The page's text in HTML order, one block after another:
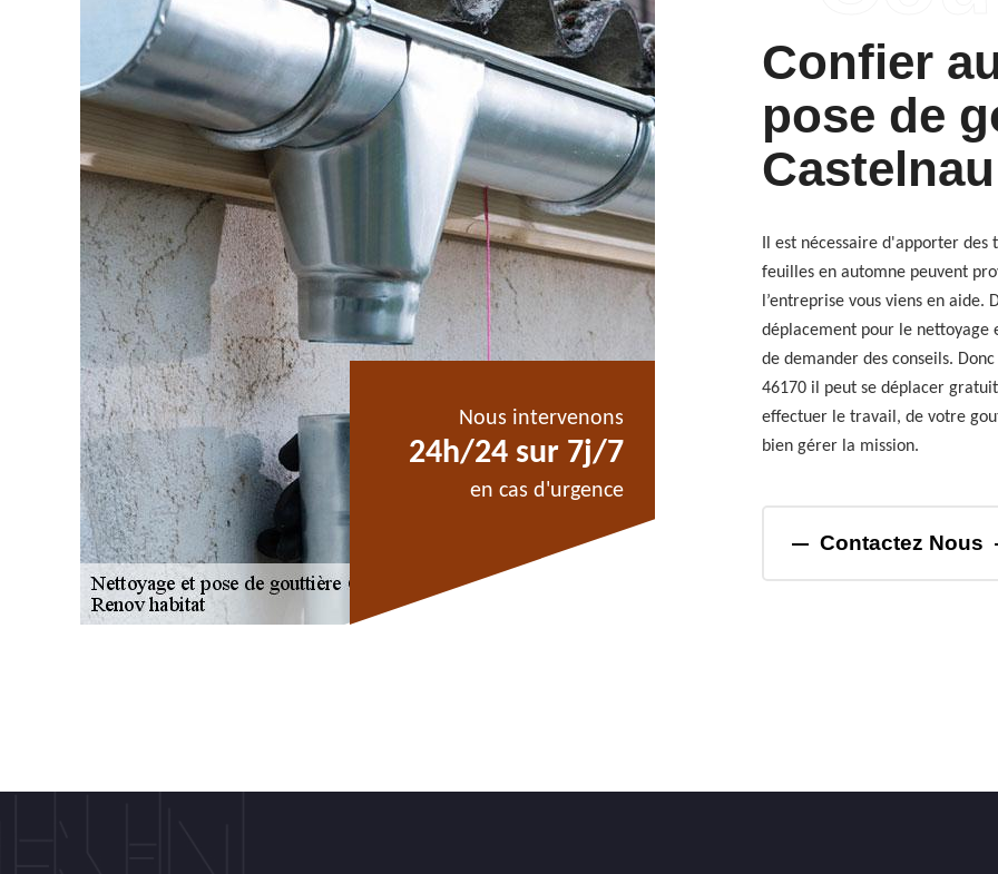
Nous intervenons
24h/24 sur 7j/7
en cas d'urgence
Confier
pose de
Il est nécessaire d'apporter
feuilles en automne peuvent
l’entreprise vous viens en
déplacement pour le nettoyage
de demander des conseils.
46170 il peut se déplacer
effectuer le travail, de votre
bien gérer la mission.
Contactez Nous